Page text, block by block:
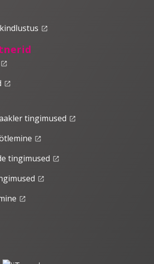
launch
launch
launch
tingimused launch
launch
tingimused launch
launch
launch